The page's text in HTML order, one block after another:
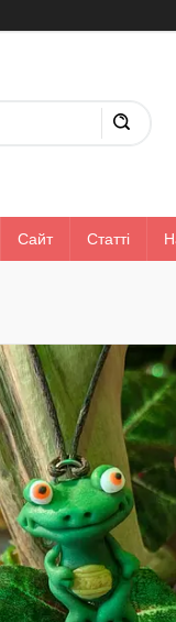
Сайт Статті